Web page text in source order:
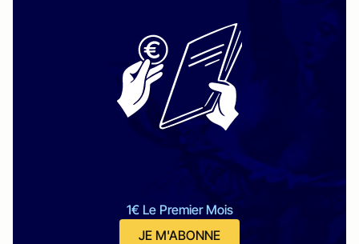
1€ Le Premier Mois
JE M'ABONNE